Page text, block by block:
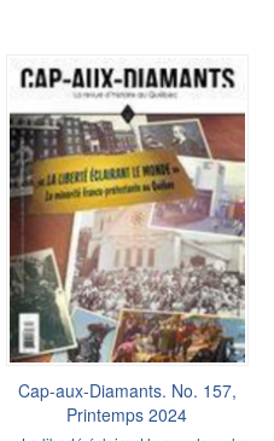
Cap-aux-Diamants. No. 157,
Printemps 2024